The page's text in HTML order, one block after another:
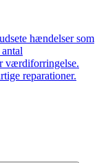
hændelser som
værdiforringelse.
reparationer.